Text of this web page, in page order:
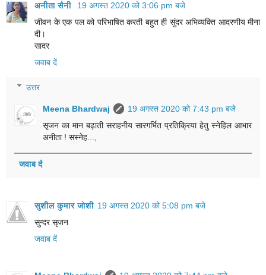
अनीता सैनी
19 अगस्त 2020 को 3:06 pm बजे
जीवन के एक पल को परिभाषित करती बहुत ही सुंदर अभिव्यक्ति आदरणीय मीना
दी।
सादर
जवाब दें
उत्तर
Meena Bhardwaj
19 अगस्त 2020 को 7:43 pm बजे
सृजन का मान बढ़ाती सराहनीय सारगर्भित प्रतिक्रिया हेतु स्नेहिल आभार
अनीता ! सस्नेह...,
जवाब दें
सुशील कुमार जोशी 19 अगस्त 2020 को 5:08 pm बजे
सुन्दर सृजन
जवाब दें